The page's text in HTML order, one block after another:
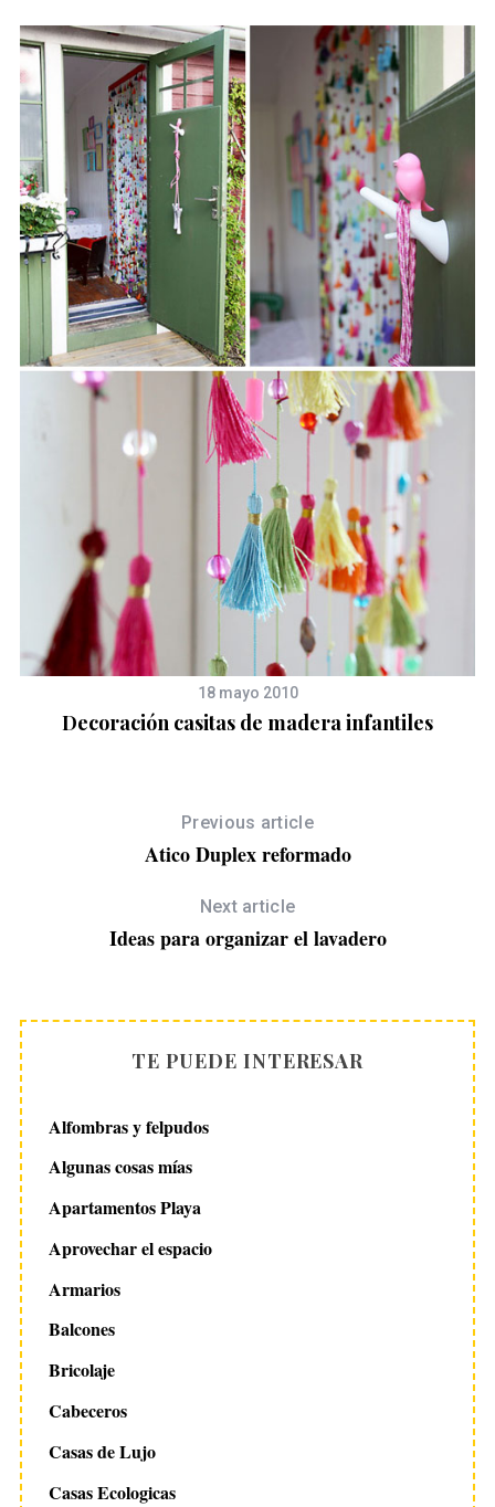
18 mayo 2010
Decoración casitas de madera infantiles
Previous article
Atico Duplex reformado
Next article
Ideas para organizar el lavadero
TE PUEDE INTERESAR
Alfombras y felpudos
Algunas cosas mías
Apartamentos Playa
Aprovechar el espacio
Armarios
Balcones
Bricolaje
Cabeceros
Casas de Lujo
Casas Ecologicas